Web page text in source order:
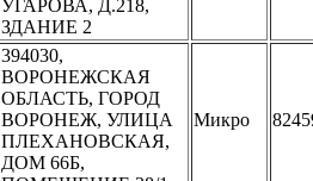
УГАРОВА, Д.218,
ЗДАНИЕ 2
394030,
ВОРОНЕЖСКАЯ
ОБЛАСТЬ, ГОРОД
ВОРОНЕЖ, УЛИЦА
ПЛЕХАНОВСКАЯ,
ДОМ 66Б,
Микро